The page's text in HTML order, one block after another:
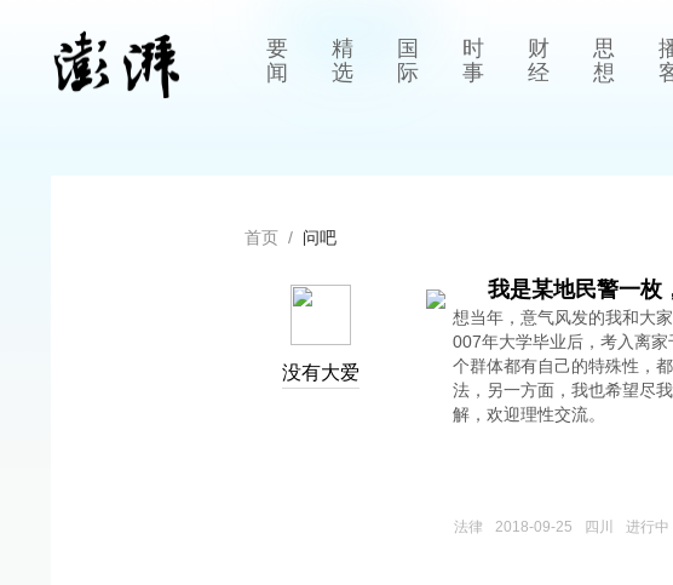
要
闻
精
选
国
际
时
事
财
经
思
想
首页 / 问吧
没有大爱
我是某地民警一枚
想当年，意气风发的我和大
007年大学毕业后，考入离
个群体都有自己的特殊性，
法，另一方面，我也希望尽
解，欢迎理性交流。
法律 2018-09-25 四川 进行中